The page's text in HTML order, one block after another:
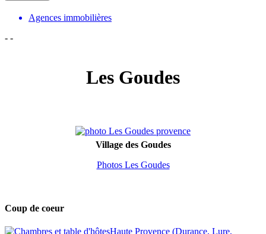
Agences immobilières
- -
Les Goudes
Village des Goudes
Photos Les Goudes
Coup de coeur